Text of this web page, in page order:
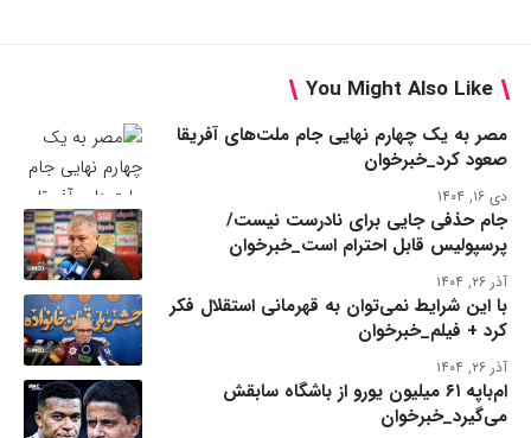
You Might Also Like
مصر به یک چهارم نهایی جام ملت‌های آفریقا
صعود کرد_خبرخوان
دی ۱۶, ۱۴۰۴
جام حذفی جایی برای نادرست نیست/
پرسپولیس قابل احترام است_خبرخوان
آذر ۲۶, ۱۴۰۴
با این شرایط نمی‌توان به قهرمانی استقلال فکر
کرد + فیلم_خبرخوان
آذر ۲۶, ۱۴۰۴
ام‌باپه ۶۱ میلیون یورو از باشگاه سابقش
می‌گیرد_خبرخوان